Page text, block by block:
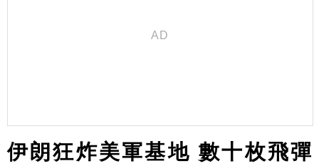
伊朗狂炸美軍基地 數十枚飛彈